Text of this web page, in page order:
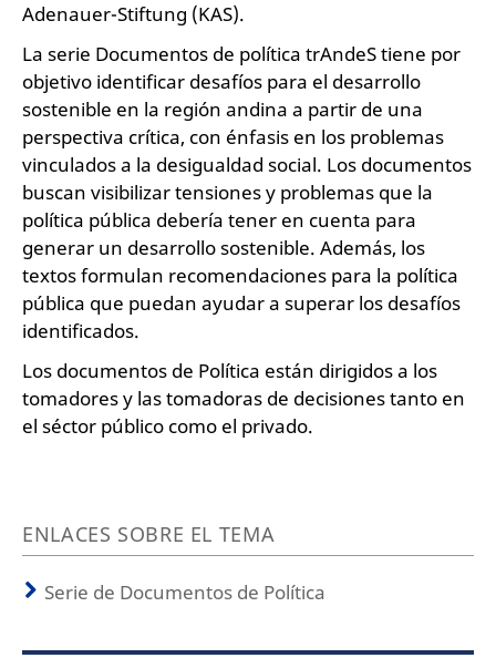
Adenauer-Stiftung (KAS).
La serie Documentos de política trAndeS tiene por
objetivo identificar desafíos para el desarrollo
sostenible en la región andina a partir de una
perspectiva crítica, con énfasis en los problemas
vinculados a la desigualdad social. Los documentos
buscan visibilizar tensiones y problemas que la
política pública debería tener en cuenta para
generar un desarrollo sostenible. Además, los
textos formulan recomendaciones para la política
pública que puedan ayudar a superar los desafíos
identificados.
Los documentos de Política están dirigidos a los
tomadores y las tomadoras de decisiones tanto en
el séctor público como el privado.
ENLACES SOBRE EL TEMA
Serie de Documentos de Política